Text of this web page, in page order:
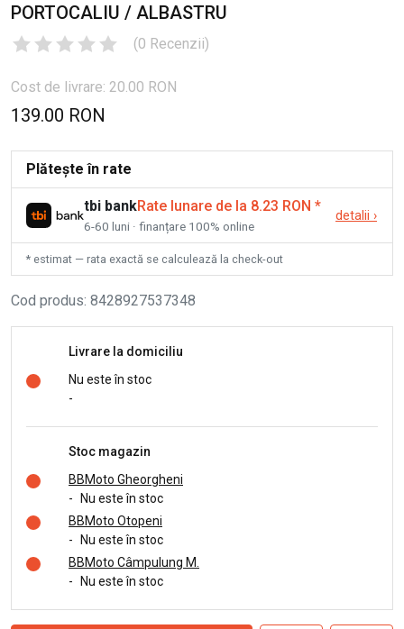
PORTOCALIU / ALBASTRU
(0 Recenzii)
Cost de livrare: 20.00 RON
139.00 RON
Plătește în rate
tbi bankRate lunare de la 8.23 RON *
6-60 luni · finanțare 100% online
detalii ›
* estimat — rata exactă se calculează la check-out
Cod produs: 8428927537348
Livrare la domiciliu
Nu este în stoc
-
Stoc magazin
BBMoto Gheorgheni
-
Nu este în stoc
BBMoto Otopeni
-
Nu este în stoc
BBMoto Câmpulung M.
-
Nu este în stoc